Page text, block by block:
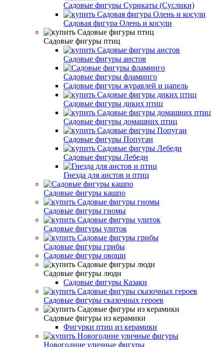
Садовые фигуры Сурикаты (Суслики)
Садовая фигура Олень и косули
Садовые фигуры птиц
Садовые фигуры аистов
Садовые фигуры фламинго
Садовые фигуры журавлей и цапель
Садовые фигуры диких птиц
Садовые фигуры домашних птиц
Садовые фигуры Попугаи
Садовые фигуры Лебеди
Гнезда для аистов и птиц
Садовые фигуры кашпо
Садовые фигуры гномы
Садовые фигуры улиток
Садовые фигуры грибы
Садовые фигуры овощи
Садовые фигуры люди
Садовые фигуры Казаки
Садовые фигуры сказочных героев
Садовые фигуры из керамики
Фигурки птиц из керамики
Новогодние уличные фигуры